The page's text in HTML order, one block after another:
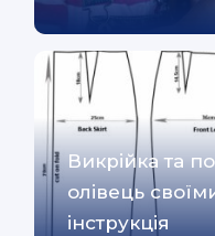
Викрійка та
олівець
інструкція